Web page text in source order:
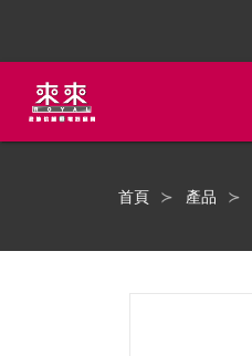
首頁 產品